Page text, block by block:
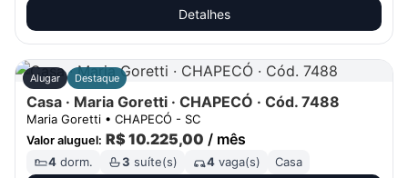
Preço (mín. / máx.)
Dorms (mín.)
Suítes (mín.)
Detalhes
Alugar Destaque
Casa · Maria Goretti · CHAPECÓ · Cód. 7488
Maria Goretti • CHAPECÓ - SC
Valor aluguel: R$ 10.225,00 / mês
4 dorm. 3 suíte(s) 4 vaga(s) Casa